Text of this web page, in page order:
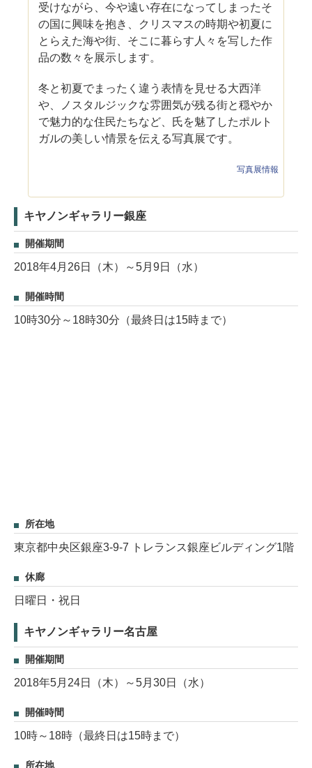
受けながら、今や遠い存在になってしまったそ
の国に興味を抱き、クリスマスの時期や初夏に
とらえた海や街、そこに暮らす人々を写した作
品の数々を展示します。
冬と初夏でまったく違う表情を見せる大西洋
や、ノスタルジックな雰囲気が残る街と穏やか
で魅力的な住民たちなど、氏を魅了したポルト
ガルの美しい情景を伝える写真展です。
写真展情報
キヤノンギャラリー銀座
開催期間
2018年4月26日（木）～5月9日（水）
開催時間
10時30分～18時30分（最終日は15時まで）
所在地
東京都中央区銀座3-9-7 トレランス銀座ビルディング1階
休廊
日曜日・祝日
キヤノンギャラリー名古屋
開催期間
2018年5月24日（木）～5月30日（水）
開催時間
10時～18時（最終日は15時まで）
所在地